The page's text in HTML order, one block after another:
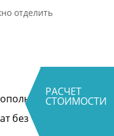
РАСЧЕТ
СТОИМОСТИ
отделить
без